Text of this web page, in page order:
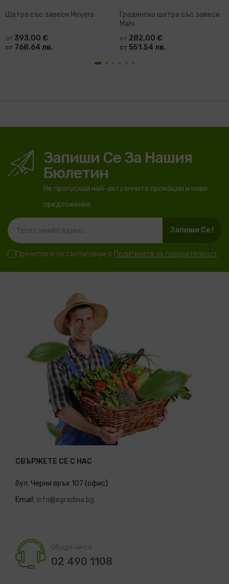
Шатра със завеси Meyers
от 393,00 €
от 768.64 лв.
Градинска шатра със завеси
Mahi
от 282,00 €
от 551.54 лв.
Запиши Се За Нашия
Бюлетин
Не пропускай най-актуалните промоции и нови
предложения.
Запиши Се !
Прочетох и се съгласявам с Политиката за поверителност.
СВЪРЖЕТЕ СЕ С НАС
бул. Черни връх 107 (офис)
Email: info@egradina.bg
Обади ни се:
02 490 1108